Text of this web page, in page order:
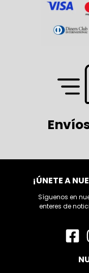
¡ÚNETE A
Síguenos en
enteres de